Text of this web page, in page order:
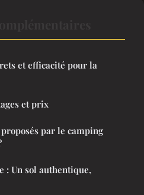
et efficacité pour la
et prix
par le camping
: Un sol authentique,